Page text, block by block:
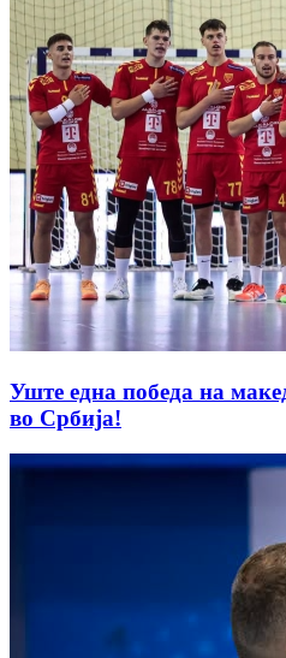
Уште една победа на
во Србија!